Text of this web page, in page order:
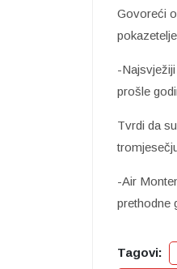
Govoreći
-
prošle
Tvrdi da
-Air
prethodne
Tagovi: